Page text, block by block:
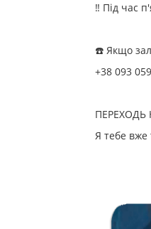
‼ Під час
☎️ Якщо
+38 093
ПЕРЕХОДЬ
Я тебе вже